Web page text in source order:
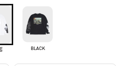
BLACK